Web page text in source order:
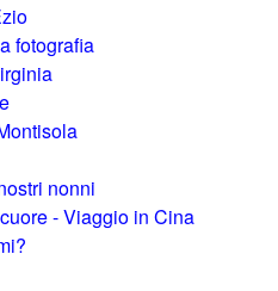
fotografia
nonni
- Viaggio in Cina